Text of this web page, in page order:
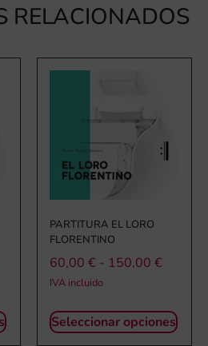
RELACIONADOS
PARTITURA EL LORO
FLORENTINO
60,00 € - 150,00 €
IVA incluido
Seleccionar opciones